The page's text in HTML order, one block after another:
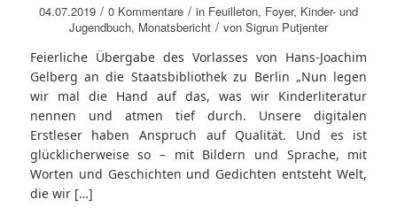
04.07.2019 / 0 Kommentare / in Feuilleton, Foyer, Kinder- und
Jugendbuch, Monatsbericht / von Sigrun Putjenter
Feierliche Übergabe des Vorlasses von Hans-Joachim
Gelberg an die Staatsbibliothek zu Berlin „Nun legen
wir mal die Hand auf das, was wir Kinderliteratur
nennen und atmen tief durch. Unsere digitalen
Erstleser haben Anspruch auf Qualität. Und es ist
glücklicherweise so – mit Bildern und Sprache, mit
Worten und Geschichten und Gedichten entsteht Welt,
die wir […]